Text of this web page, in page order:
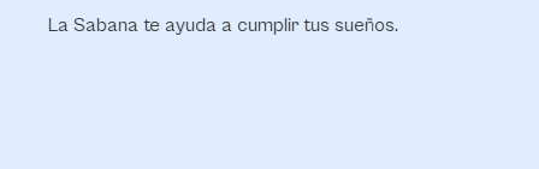
La Sabana te ayuda a cumplir tus sueños.